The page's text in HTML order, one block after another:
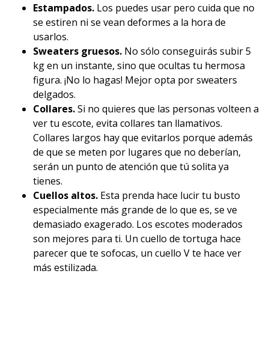
Estampados. Los puedes usar pero cuida que no
se estiren ni se vean deformes a la hora de
usarlos.
Sweaters gruesos. No sólo conseguirás subir 5
kg en un instante, sino que ocultas tu hermosa
figura. ¡No lo hagas! Mejor opta por sweaters
delgados.
Collares.Si no quieres que las personas volteen a
ver tu escote, evita collares tan llamativos.
Collares largos hay que evitarlos porque además
de que se meten por lugares que no deberían,
serán un punto de atención que tú solita ya
tienes.
Cuellos altos. Esta prenda hace lucir tu busto
especialmente más grande de lo que es, se ve
demasiado exagerado. Los escotes moderados
son mejores para ti. Un cuello de tortuga hace
parecer que te sofocas, un cuello V te hace ver
más estilizada.